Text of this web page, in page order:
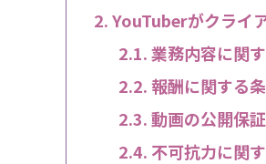
YouTuberがクライ
業務内容に関
報酬に関する
動画の公開保
不可抗力に関